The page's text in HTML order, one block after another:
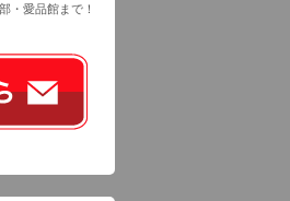
・愛品館まで！